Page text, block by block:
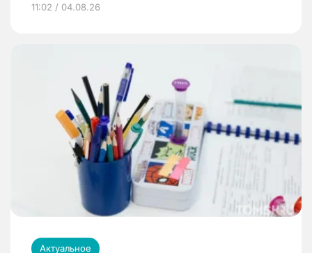
11:02 / 04.08.26
Актуальное